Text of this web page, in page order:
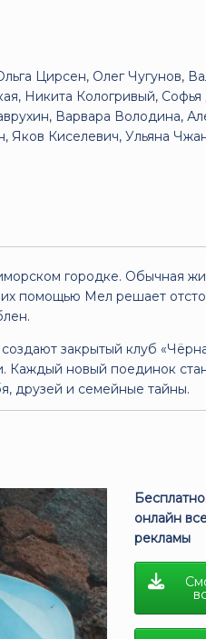
Цирсен, Олег Чугунов,
Никита Кологривый,
Варвара Володина,
Яков Киселевич, Ульяна
городке. Обычная
помощью Мел решает
закрытый клуб
Каждый новый поединок
друзей и семейные тайны.
онлайн
рекламы